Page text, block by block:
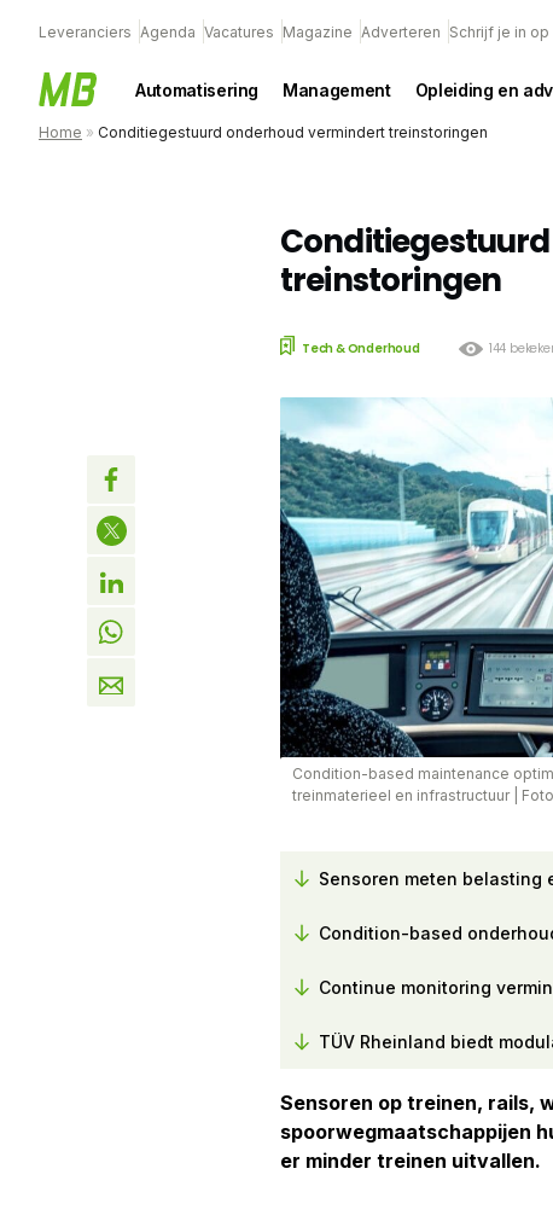
Leveranciers Agenda Vacatures Magazine Adverteren Schrijf je in
Automatisering Management Opleiding en
Home » Conditiegestuurd onderhoud vermindert treinstoringen
treinstoringen
Tech & Onderhoud 144
Condition-based maintenance
treinmaterieel en infrastructuur|
Sensoren meten belasting
Condition-based
Continue monitoring
TÜV Rheinland biedt
Sensoren op treinen, rails,
spoorwegmaatschappijen
er minder treinen uitvallen.